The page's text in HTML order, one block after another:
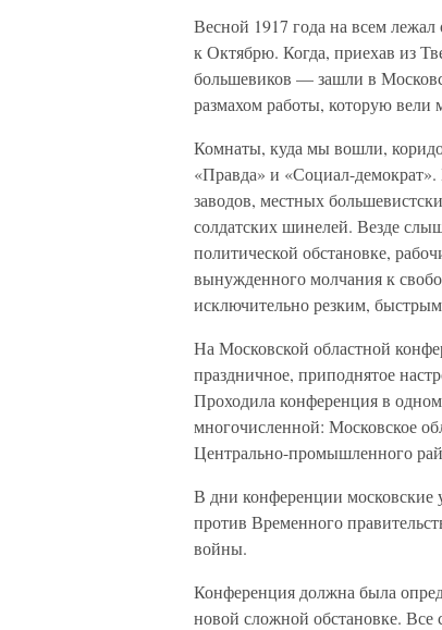
Весной 1917 года на всем
к Октябрю. Когда, приехав из
большевиков — зашли в
размахом работы, которую вели
Комнаты, куда мы вошли,
«Правда» и «Социал-
заводов, местных
солдатских шинелей. Везде
политической обстановке,
вынужденного молчания к
исключительно резким,
На Московской областной
праздничное, приподнятое
Проходила конференция в
многочисленной: Московское
Центрально-промышленного
В дни конференции
против Временного
войны.
Конференция должна была
новой сложной обстановке. Все